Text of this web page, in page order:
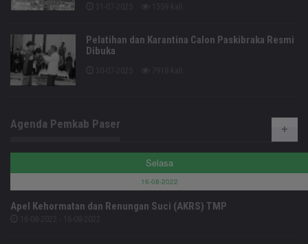
Pelatihan dan Karantina Calon Paskibraka Resmi
Dibuka
Agenda Pemkab Paser
Selasa
16-08-2022
Apel Kehormatan dan Renungan Suci (AKRS) TMP